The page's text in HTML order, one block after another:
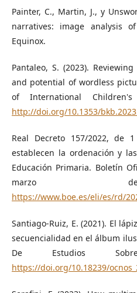
Painter, C., Martin, J., y
narratives: image analysis
Equinox.
Pantaleo, S. (2023).
and potential of wordless
of International
http://doi.org/10.1353/
Real Decreto 157/2022,
establecen la ordenación y
Educación Primaria. Boletín
marzo
https://www.boe.es/eli/es/rd/
Santiago-Ruiz, E. (2021). El
secuencialidad en el álbum
De Estudios
https://doi.org/10.18239/